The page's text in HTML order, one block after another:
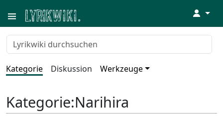
↓
Kategorie Diskussion Werkzeuge
Kategorie:Narihira